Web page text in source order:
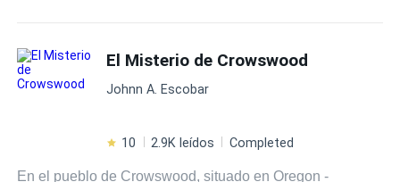
El Misterio de Crowswood
Johnn A. Escobar
10 2.9K leídos Completed
En el pueblo de Crowswood, situado en Oregon -